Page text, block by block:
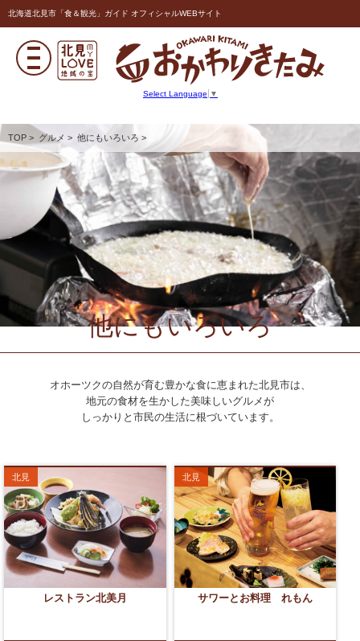
北海道北見市「食＆観光」ガイド オフィシャルWEBサイト
Select Language ▼
TOP > グルメ > 他にもいろいろ >
他にもいろいろ
オホーツクの自然が育む豊かな食に恵まれた北見市は、
地元の食材を生かした美味しいグルメが
しっかりと市民の生活に根づいています。
レストラン北美月
北見
サワーとお料理 れもん
北見